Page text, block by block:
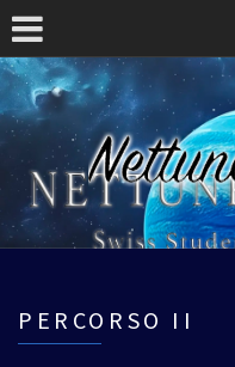
PERCORSO II